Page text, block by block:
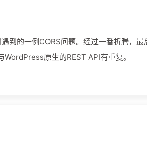
的一例CORS问题。经过一番折腾，最
原生的REST API有重复。